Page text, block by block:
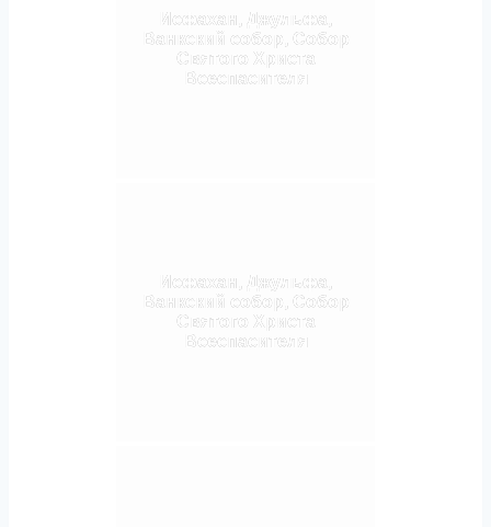
Исфахан, Джульфа,
Ванкский собор, Собор
Святого Христа
Всеспасителя
Исфахан, Джульфа,
Ванкский собор, Собор
Святого Христа
Всеспасителя